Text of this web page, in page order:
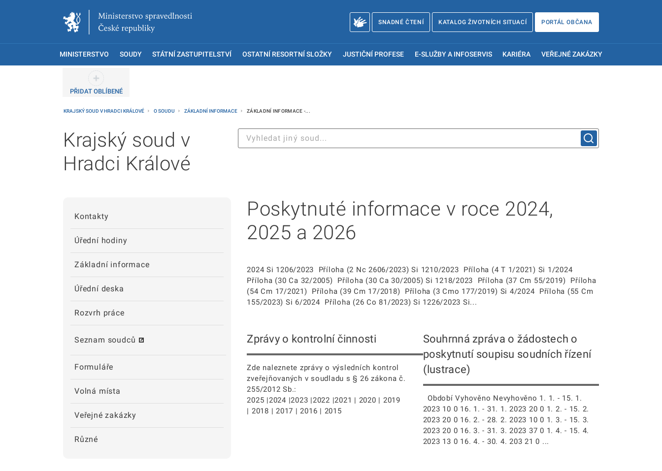
SNADNÉ ČTENÍ KATALOG ŽIVOTNÍCH SITUACÍ PORTÁL OBČANA
MINISTERSTVO SOUDY STÁTNÍ ZASTUPITELSTVÍ OSTATNÍ RESORTNÍ SLOŽKY JUSTIČNÍ PROFESE E-SLUŽBY A INFOSERVIS KARIÉRA VEŘEJNÉ ZAKÁZKY
PŘIDAT OBLÍBENÉ
KRAJSKÝ SOUD V HRADCI KRÁLOVÉ O SOUDU ZÁKLADNÍ INFORMACE ZÁKLADNÍ INFORMACE -...
Krajský soud v
Hradci Králové
Kontakty
Úřední hodiny
Základní informace
Úřední deska
Rozvrh práce
Seznam soudců
Formuláře
Volná místa
Veřejné zakázky
Různé
Poskytnuté informace v roce 2024,
2025 a 2026
2024 Si 1206/2023 Příloha (2 Nc 2606/2023) Si 1210/2023 Příloha (4 T 1/2021) Si 1/2024
Příloha (30 Ca 32/2005) Příloha (30 Ca 30/2005) Si 1218/2023 Příloha (37 Cm 55/2019) Příloha
(54 Cm 17/2021) Příloha (39 Cm 17/2018) Příloha (3 Cmo 177/2019) Si 4/2024 Příloha (55 Cm
155/2023) Si 6/2024 Příloha (26 Co 81/2023) Si 1226/2023 Si...
Zprávy o kontrolní činnosti
Zde naleznete zprávy o výsledních kontrol
zveřejňovaných v soudladu s § 26 zákona č.
255/2012 Sb.:
2025 |2024 |2023 |2022 |2021 | 2020 | 2019
| 2018 | 2017 | 2016 | 2015
Souhrnná zpráva o žádostech o
poskytnutí soupisu soudních řízení
(lustrace)
Období Vyhověno Nevyhověno 1. 1. - 15. 1.
2023 10 0 16. 1. - 31. 1. 2023 20 0 1. 2. - 15. 2.
2023 20 0 16. 2. - 28. 2. 2023 10 0 1. 3. - 15. 3.
2023 20 0 16. 3. - 31. 3. 2023 37 0 1. 4. - 15. 4.
2023 13 0 16. 4. - 30. 4. 203 21 0 ...